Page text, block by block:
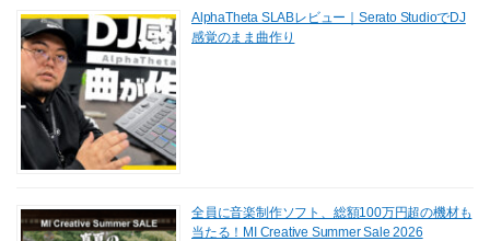
AlphaTheta SLABレビュー｜Serato StudioでDJ
感覚のまま曲作り
全員に音楽制作ソフト、総額100万円超の機材も
当たる！MI Creative Summer Sale 2026